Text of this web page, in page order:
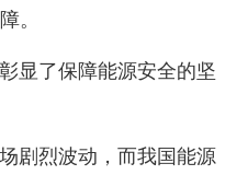
。
显了保障能源安全的坚
剧烈波动，而我国能源